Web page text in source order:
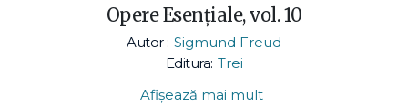
Opere Esenţiale, vol. 10
Autor : Sigmund Freud
Editura: Trei
Afișează mai mult